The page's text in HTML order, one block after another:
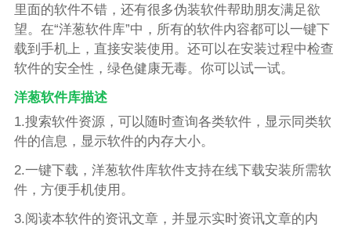
里面的软件不错，还有很多伪装软件帮助朋友满足欲
望。在“洋葱软件库”中，所有的软件内容都可以一键下
载到手机上，直接安装使用。还可以在安装过程中检查
软件的安全性，绿色健康无毒。你可以试一试。
洋葱软件库描述
1.搜索软件资源，可以随时查询各类软件，显示同类软
件的信息，显示软件的内存大小。
2.一键下载，洋葱软件库软件支持在线下载安装所需软
件，方便手机使用。
3.阅读本软件的资讯文章，并显示实时资讯文章的内